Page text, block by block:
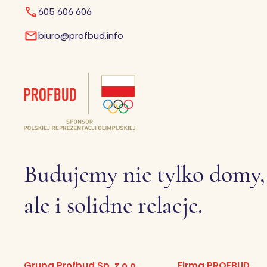
605 606 606
biuro@profbud.info
Budujemy nie tylko domy,
ale i solidne relacje.